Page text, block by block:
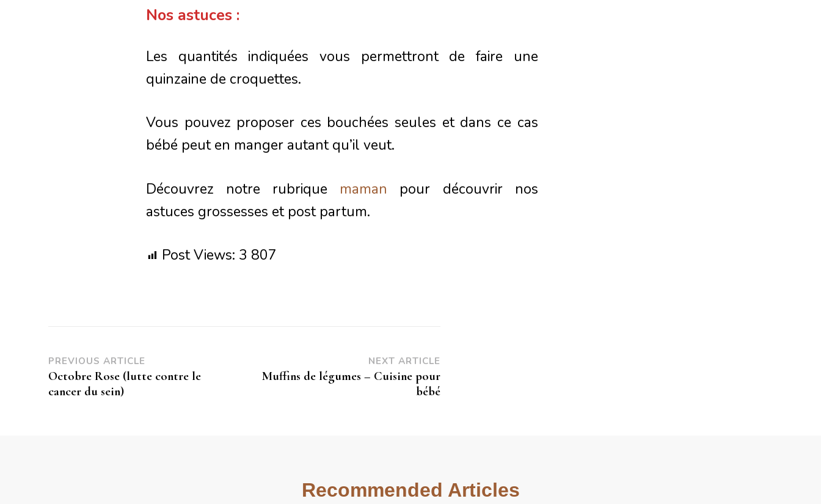
Nos astuces :
Les quantités indiquées vous permettront de faire une
quinzaine de croquettes.
Vous pouvez proposer ces bouchées seules et dans ce cas
bébé peut en manger autant qu’il veut.
Découvrez notre rubrique maman pour découvrir nos
astuces grossesses et post partum.
Post Views: 3 807
PREVIOUS ARTICLE
Octobre Rose (lutte contre le
cancer du sein)
NEXT ARTICLE
Muffins de légumes – Cuisine pour
bébé
Recommended Articles